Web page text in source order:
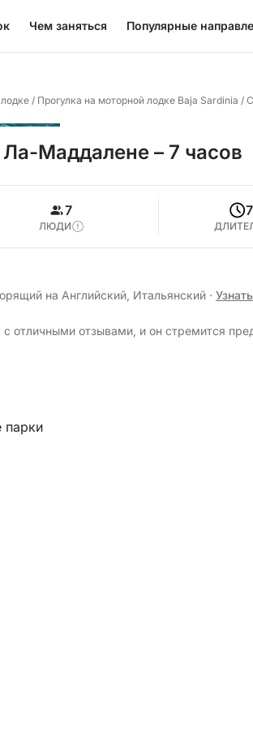
Чем заняться Популярные
/ Прогулка на моторной лодке Baja Sardinia /
Маддалене – 7 часов
7
ЛЮДИ
на Английский, Итальянский ·
отличными отзывами, и он стремится
парки